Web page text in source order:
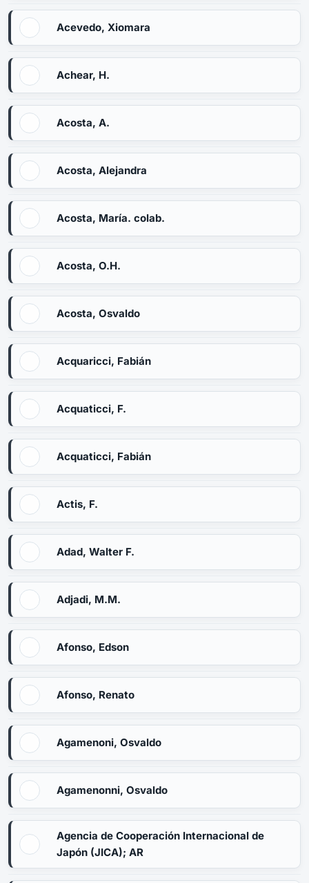
Acevedo, Xiomara
Achear, H.
Acosta, A.
Acosta, Alejandra
Acosta, María. colab.
Acosta, O.H.
Acosta, Osvaldo
Acquaricci, Fabián
Acquaticci, F.
Acquaticci, Fabián
Actis, F.
Adad, Walter F.
Adjadi, M.M.
Afonso, Edson
Afonso, Renato
Agamenoni, Osvaldo
Agamenonni, Osvaldo
Agencia de Cooperación Internacional de
Japón (JICA); AR